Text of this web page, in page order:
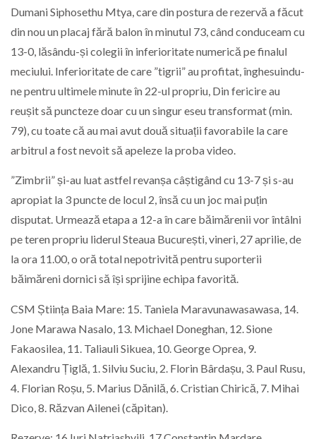
Dumani Siphosethu Mtya, care din postura de rezervă a făcut
din nou un placaj fără balon în minutul 73, când conduceam cu
13-0, lăsându-și colegii în inferioritate numerică pe finalul
meciului. Inferioritate de care ”tigrii” au profitat, înghesuindu-
ne pentru ultimele minute în 22-ul propriu, Din fericire au
reușit să puncteze doar cu un singur eseu transformat (min.
79), cu toate că au mai avut două situații favorabile la care
arbitrul a fost nevoit să apeleze la proba video.
”Zimbrii” și-au luat astfel revanșa câștigând cu 13-7 și s-au
apropiat la 3 puncte de locul 2, însă cu un joc mai puțin
disputat. Urmează etapa a 12-a în care băimărenii vor întâlni
pe teren propriu liderul Steaua București, vineri, 27 aprilie, de
la ora 11.00, o oră total nepotrivită pentru suporterii
băimăreni dornici să își sprijine echipa favorită.
CSM Știința Baia Mare: 15. Taniela Maravunawasawasa, 14.
Jone Marawa Nasalo, 13. Michael Doneghan, 12. Sione
Fakaosilea, 11. Taliauli Sikuea, 10. George Oprea, 9.
Alexandru Țiglă, 1. Silviu Suciu, 2. Florin Bârdașu, 3. Paul Rusu,
4. Florian Roșu, 5. Marius Dănilă, 6. Cristian Chirică, 7. Mihai
Dico, 8. Răzvan Ailenei (căpitan).